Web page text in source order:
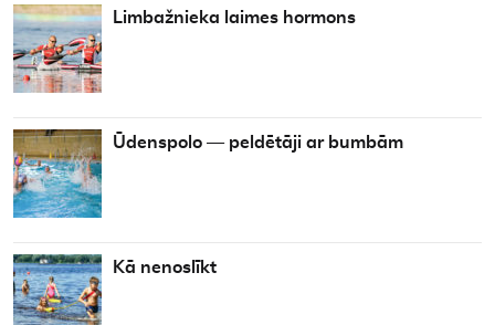
Limbažnieka laimes hormons
Ūdenspolo — peldētāji ar bumbām
Kā nenoslīkt